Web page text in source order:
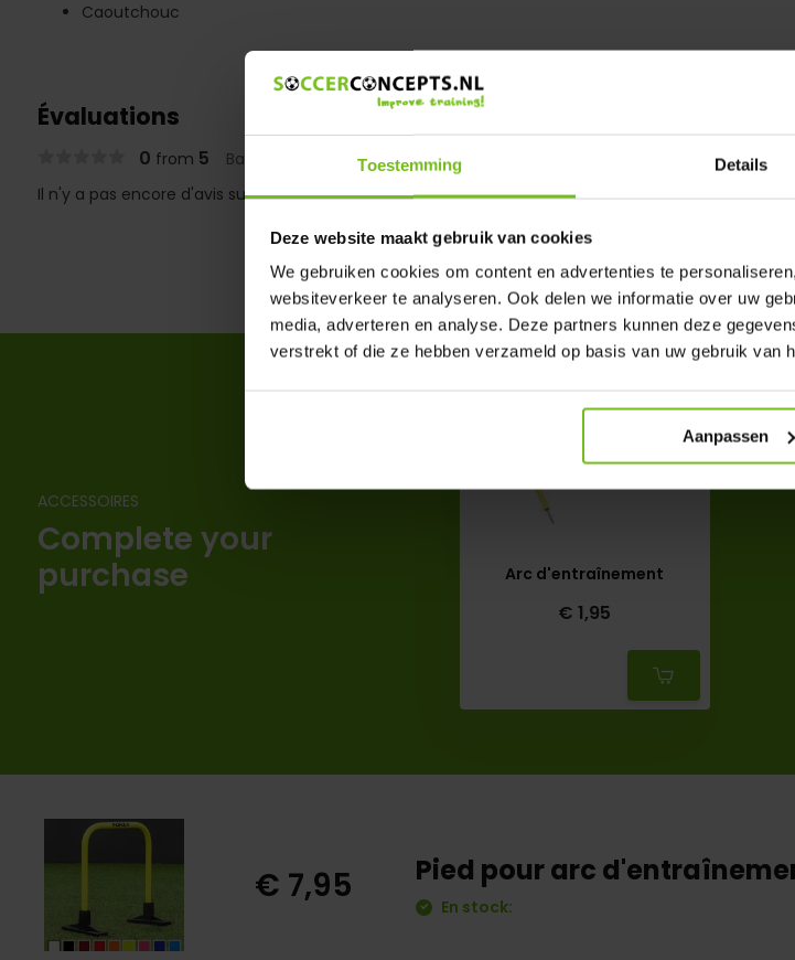
Toestemming Details
Deze website maakt gebruik van cookies
We gebruiken cookies om content en advertenties te
websiteverkeer te analyseren. Ook delen we informatie over uw
media, adverteren en analyse. Deze partners kunnen deze
verstrekt of die ze hebben verzameld op basis van uw gebruik van
Aanpassen
Caoutchouc
Évaluations
0 from 5 Based on 0 reviews
Il n'y a pas encore d'avis sur ce produit..
ACCESSOIRES
Complete your
purchase
Arc d'entraînement
€ 1,95
€ 7,95 Pied pour arc
En stock: